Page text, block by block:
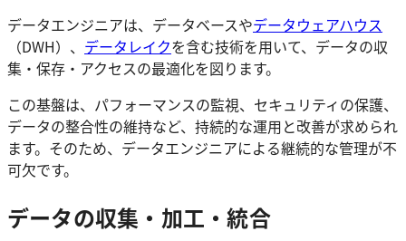
データエンジニアは、データベースやデータウェアハウス
（DWH）、 データレイクを含む技術を用いて、データの収
集・保存・アクセスの最適化を図ります。
この基盤は、パフォーマンスの監視、セキュリティの保護、
データの整合性の維持など、持続的な運用と改善が求められ
ます。そのため、データエンジニアによる継続的な管理が不
可欠です。
データの収集・加工・統合